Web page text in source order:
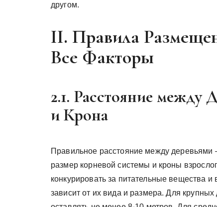
другом.
II. Правила
Все Факторы
2.1. Расстояние между
и Крона
Правильное расстояние между деревьями
размер корневой системы и кроны
конкурировать за питательные вещества
зависит от их вида и размера. Для крупных